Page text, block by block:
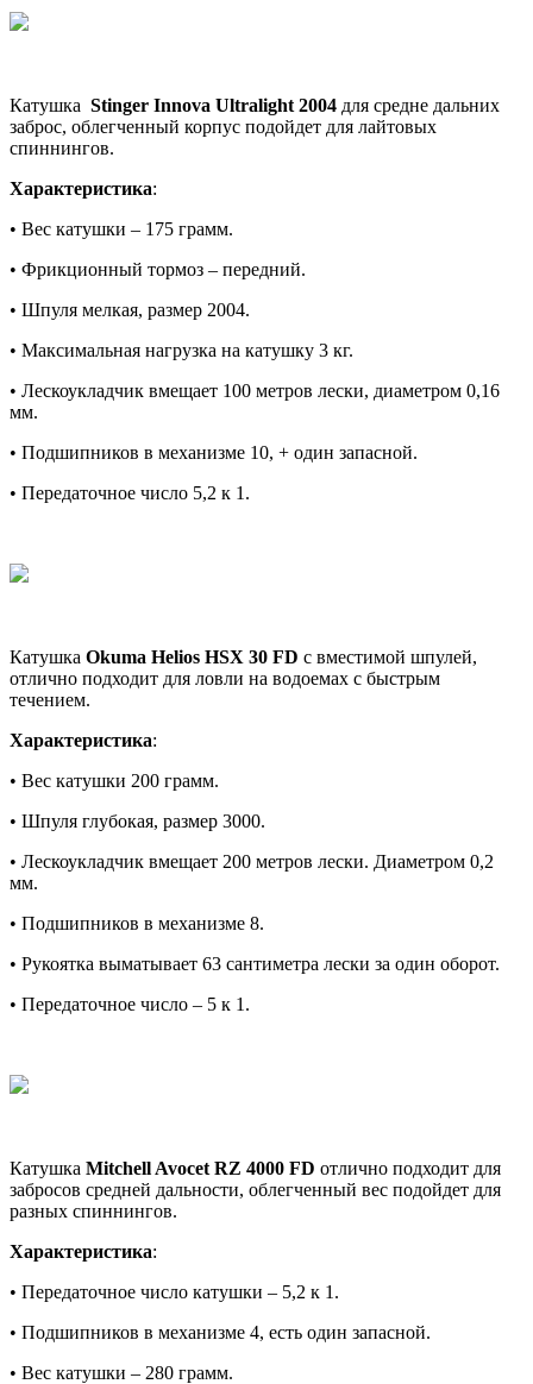
Катушка Stinger Innova Ultralight 2004 для средне дальних
заброс, облегченный корпус подойдет для лайтовых
спиннингов.
Характеристика:
• Вес катушки – 175 грамм.
• Фрикционный тормоз – передний.
• Шпуля мелкая, размер 2004.
• Максимальная нагрузка на катушку 3 кг.
• Лескоукладчик вмещает 100 метров лески, диаметром 0,16
мм.
• Подшипников в механизме 10, + один запасной.
• Передаточное число 5,2 к 1.
Катушка Okuma Helios HSX 30 FD с вместимой шпулей,
отлично подходит для ловли на водоемах с быстрым
течением.
Характеристика:
• Вес катушки 200 грамм.
• Шпуля глубокая, размер 3000.
• Лескоукладчик вмещает 200 метров лески. Диаметром 0,2
мм.
• Подшипников в механизме 8.
• Рукоятка выматывает 63 сантиметра лески за один оборот.
• Передаточное число – 5 к 1.
Катушка Mitchell Avocet RZ 4000 FD отлично подходит для
забросов средней дальности, облегченный вес подойдет для
разных спиннингов.
Характеристика:
• Передаточное число катушки – 5,2 к 1.
• Подшипников в механизме 4, есть один запасной.
• Вес катушки – 280 грамм.